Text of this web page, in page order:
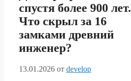
спустя более 900 лет.
Что скрыл за 16
замками древний
инженер?
13.01.2026 от develop